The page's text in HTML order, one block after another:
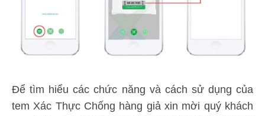
Để tìm hiểu các chức năng và cách sử dụng của
tem Xác Thực Chống hàng giả xin mời quý khách